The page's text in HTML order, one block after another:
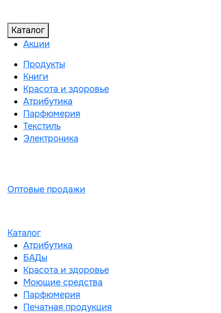
Каталог
Акции
Продукты
Книги
Красота и здоровье
Атрибутика
Парфюмерия
Текстиль
Электроника
Оптовые продажи
Каталог
Атрибутика
БАДы
Красота и здоровье
Моющие средства
Парфюмерия
Печатная продукция